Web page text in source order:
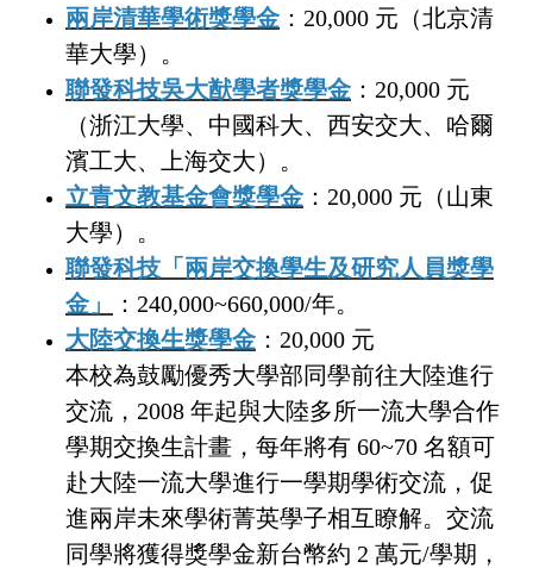
兩岸清華學術獎學金 ：20,000 元（北京清
華大學）。
聯發科技吳大猷學者獎學金 ：20,000 元
（浙江大學、中國科大、西安交大、哈爾
濱工大、上海交大）。
立青文教基金會獎學金 ：20,000 元（山東
大學）。
聯發科技「兩岸交換學生及研究人員獎學
金」
：240,000~660,000/年。
大陸交換生獎學金 ：20,000 元
本校為鼓勵優秀大學部同學前往大陸進行
交流，2008 年起與大陸多所一流大學合作
學期交換生計畫，每年將有 60~70 名額可
赴大陸一流大學進行一學期學術交流，促
進兩岸未來學術菁英學子相互瞭解。交流
同學將獲得獎學金新台幣約 2 萬元/學期，